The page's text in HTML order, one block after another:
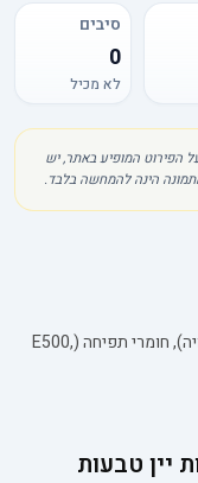
סיבים
0
לא מכיל
הפירוט המופיע באתר, יש
הינה להמחשה בלבד.
קמח למצות (מכיל גלוטן), סוכר, שמן מהצומח (סויה), חומרי תפיחה (E500,
יין טבעות